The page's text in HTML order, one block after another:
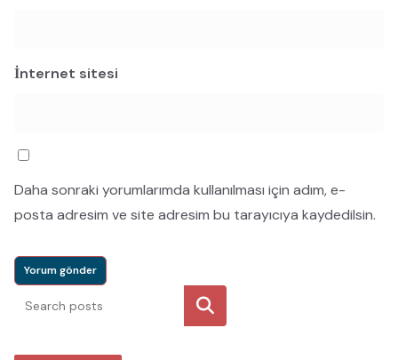
İnternet sitesi
Daha sonraki yorumlarımda kullanılması için adım, e-
posta adresim ve site adresim bu tarayıcıya kaydedilsin.
Ara